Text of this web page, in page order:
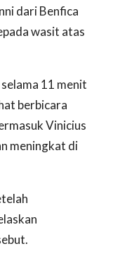
dari Benfica
wasit atas
11 menit
berbicara
Vinicius
meningkat di